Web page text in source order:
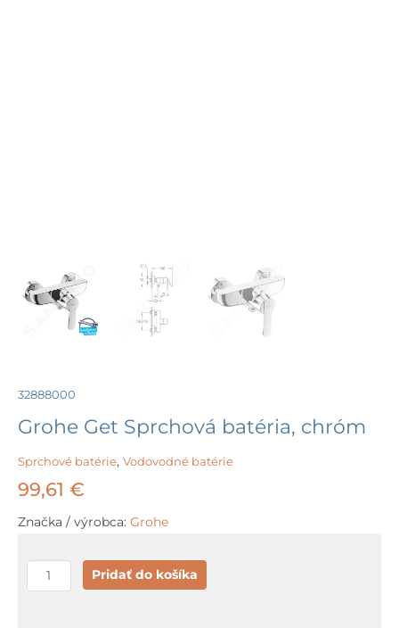
32888000
Grohe Get Sprchová batéria, chróm
Sprchové batérie, Vodovodné batérie
99,61 €
Značka / výrobca: Grohe
množstvo
Grohe
Pridať do košíka